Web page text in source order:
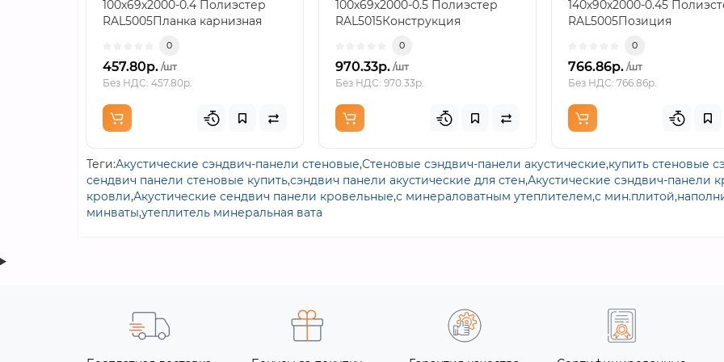
100х69х2000-0.4 Полиэстер
RAL5005Планка карнизная
0
457.80р. /шт
Без НДС: 457.80р.
100х69х2000-0.5 Полиэстер
RAL5015Конструкция
0
970.33р. /шт
Без НДС: 970.33р.
140х90х2000-0.45
RAL5005Позиция
0
766.86р. /шт
Без НДС: 766.86р.
Теги:Акустические сэндвич-панели стеновые,Стеновые сэндвич-панели акустические,купить стеновые
сендвич панели стеновые купить,сэндвич панели акустические для стен,Акустические сэндвич-панели
кровли,Акустические сендвич панели кровельные,с минераловатным утеплителем,с мин.плитой,
минваты,утеплитель минеральная вата